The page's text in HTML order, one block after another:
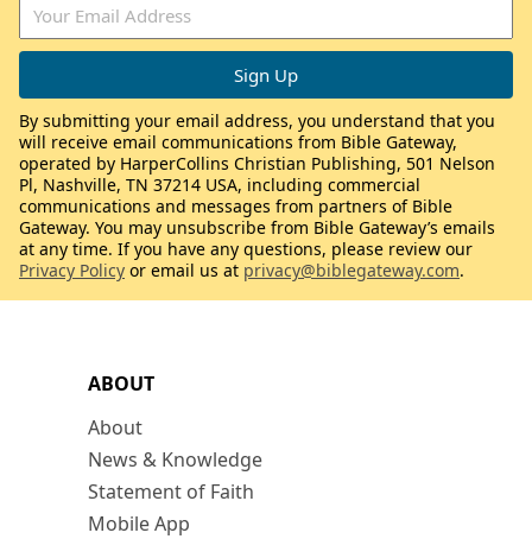
ABOUT
About
News & Knowledge
Statement of Faith
Mobile App
By submitting your email address, you understand that you
will receive email communications from Bible Gateway,
operated by HarperCollins Christian Publishing, 501 Nelson
Pl, Nashville, TN 37214 USA, including commercial
communications and messages from partners of Bible
Gateway. You may unsubscribe from Bible Gateway’s emails
at any time. If you have any questions, please review our
Privacy Policy or email us at privacy@biblegateway.com.